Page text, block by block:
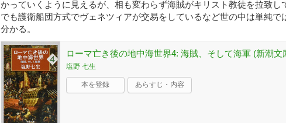
かっていくように見えるが、相も変わらず海賊がキリスト教徒を拉致し
でも護衛船団方式でヴェネツィアが交易をしているなど世の中は単純で
分かる。
ローマ亡き後の地中海世界4: 海賊、そして海軍 (新潮文
塩野 七生
本を登録 あらすじ・内容